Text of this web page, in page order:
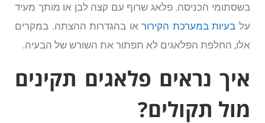
בשסתומי הכניסה. פלאג שרוף עם קצה לבן או מותך מעיד
על בעיות במערכת הקירוראו בהגדרות ההצתה. במקרים
אלו, החלפת הפלאגים לא תפתור את השורש של הבעיה.
איך נראים פלאגים תקינים
מול תקולים?